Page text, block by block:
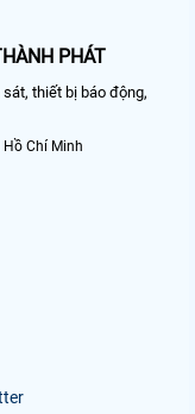
PHÁT
thiết bị báo động,
Hồ Chí Minh